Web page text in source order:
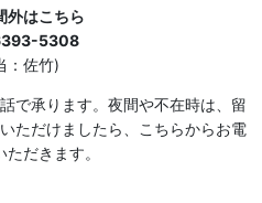
外はこちら
5308
：佐竹)
で承ります。夜間や不在時は、留
ただけましたら、こちらからお電
だきます。